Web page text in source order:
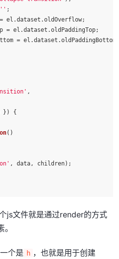
'' ;
= el.dataset .oldOverflow;
= el.dataset .oldPaddingTop;
= el.dataset .oldPaddingBottom
,
} ) {
()
, data, children);
js文件就是通过render的方式
。
个是 h ，也就是用于创建